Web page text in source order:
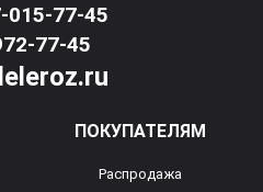
015-77-45
77-45
ПОКУПАТЕЛЯМ
Распродажа